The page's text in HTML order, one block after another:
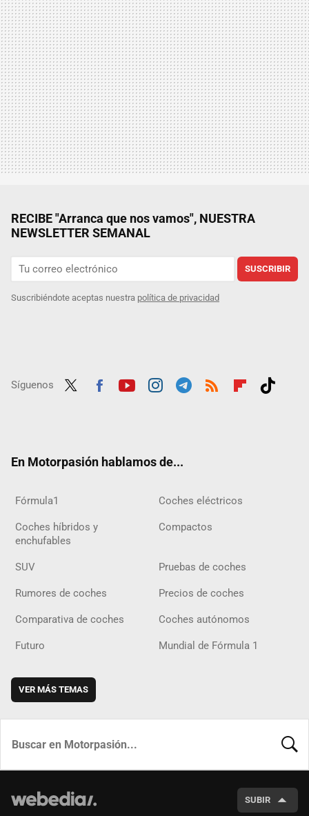
RECIBE "Arranca que nos vamos", NUESTRA
NEWSLETTER SEMANAL
SUSCRIBIR
Suscribiéndote aceptas nuestra política de privacidad
Síguenos
En Motorpasión hablamos de...
Fórmula1 Coches eléctricos
Coches híbridos y
enchufables
Compactos
SUV Pruebas de coches
Rumores de coches Precios de coches
Comparativa de coches Coches autónomos
Futuro Mundial de Fórmula 1
VER MÁS TEMAS
SUBIR